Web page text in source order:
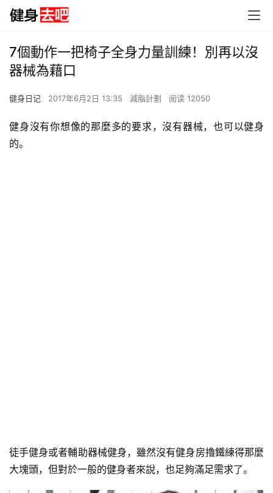
7個動作一把椅子全身力量訓練！別再以沒
器械為藉口
健身日记 2017年6月2日 13:35 減脂計劃 阅读 12050
健身沒有你想像的那麼多的要求，沒有器械，也可以健身
的。
徒手健身或者輔助器械健身，雖然沒有健身房擼鐵練得那麼
大塊頭，但對於一般的健身者來說，也足夠滿足需求了。